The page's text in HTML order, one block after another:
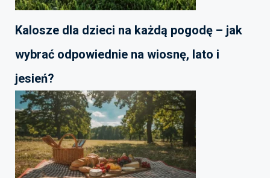
Kalosze dla dzieci na każdą pogodę – jak
wybrać odpowiednie na wiosnę, lato i
jesień?